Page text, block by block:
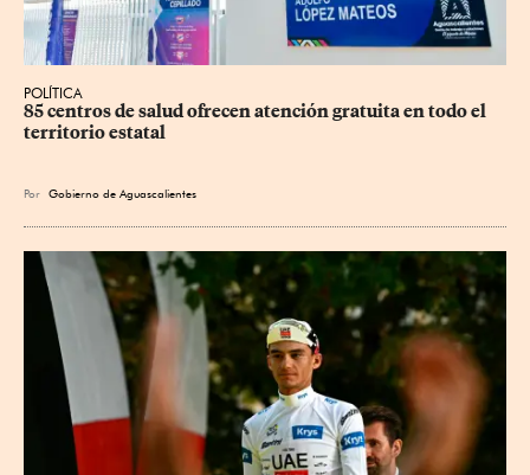
POLÍTICA
85 centros de salud ofrecen atención gratuita en todo el
territorio estatal
Por Gobierno de Aguascalientes